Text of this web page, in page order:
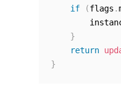
if
(flags .
}
return
}